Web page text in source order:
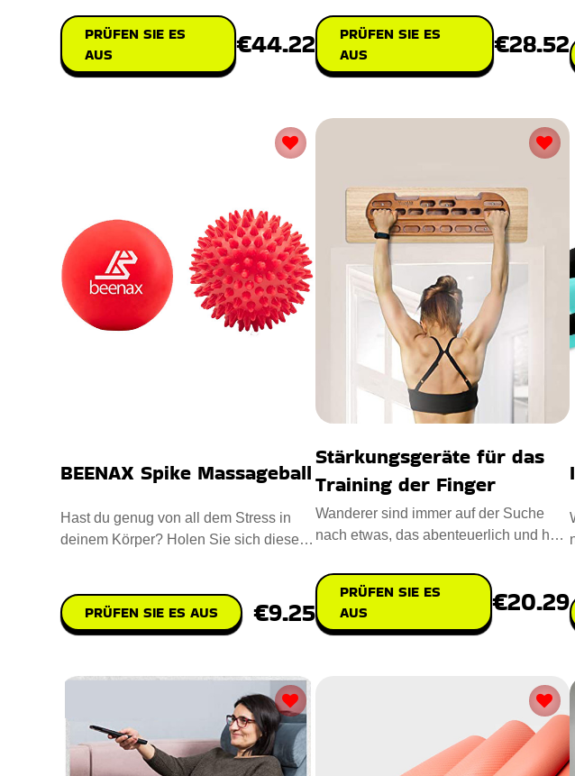
ein
PRÜFEN SIE ES
AUS
€44.22
PRÜFEN SIE ES
AUS
€28.52
BEENAX Spike Massageball
Hast du genug von all dem Stress in
deinem Körper? Holen Sie sich diese
PRÜFEN SIE ES AUS €9.25
Stärkungsgeräte für das
Training der Finger
Wanderer sind immer auf der Suche
nach etwas, das abenteuerlich und hart
PRÜFEN SIE ES
AUS
€20.29